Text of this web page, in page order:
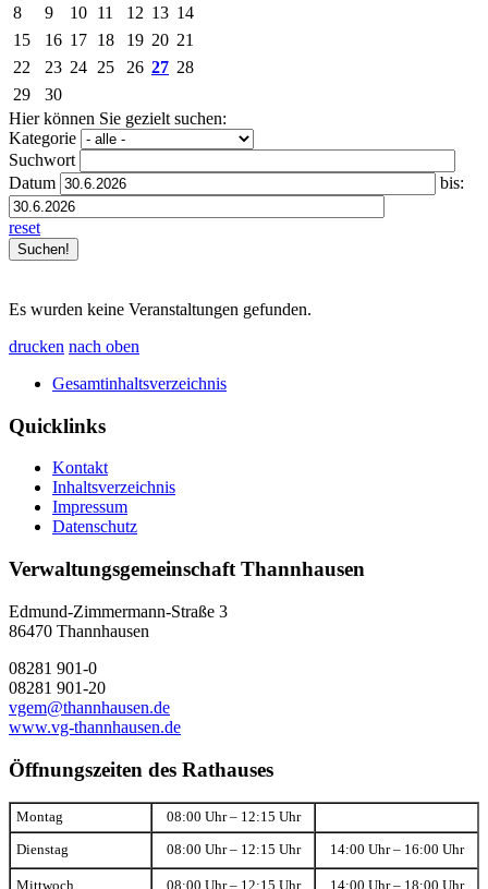
8
9 10 11 12 13 14
15
16 17 18 19 20 21
22
23 24 25 26 27 28
29
30
Hier können Sie gezielt suchen:
Kategorie
Suchwort
Datum
bis:
reset
Es wurden keine Veranstaltungen gefunden.
drucken nach oben
Gesamtinhaltsverzeichnis
Quicklinks
Kontakt
Inhaltsverzeichnis
Impressum
Datenschutz
Verwaltungsgemeinschaft Thannhausen
Edmund-Zimmermann-Straße 3
86470 Thannhausen
08281 901-0
08281 901-20
vgem@thannhausen.de
www.vg-thannhausen.de
Öffnungszeiten des Rathauses
Montag 08:00 Uhr – 12:15 Uhr
Dienstag 08:00 Uhr – 12:15 Uhr 14:00 Uhr – 16:00 Uhr